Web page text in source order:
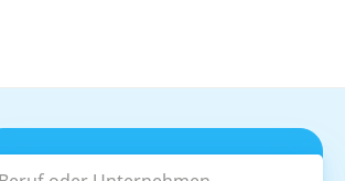
oder Unternehmen
Suchen